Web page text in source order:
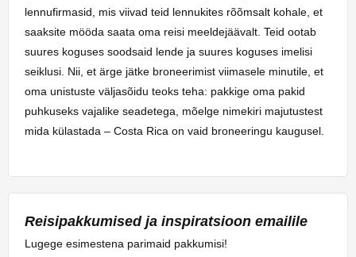
lennufirmasid, mis viivad teid lennukites rõõmsalt kohale, et
saaksite mööda saata oma reisi meeldejäävalt. Teid ootab
suures koguses soodsaid lende ja suures koguses imelisi
seiklusi. Nii, et ärge jätke broneerimist viimasele minutile, et
oma unistuste väljasõidu teoks teha: pakkige oma pakid
puhkuseks vajalike seadetega, mõelge nimekiri majutustest
mida külastada – Costa Rica on vaid broneeringu kaugusel.
Reisipakkumised ja inspiratsioon emailile
Lugege esimestena parimaid pakkumisi!